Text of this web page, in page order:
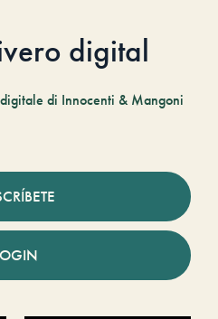
digital
di Innocenti & Mangoni